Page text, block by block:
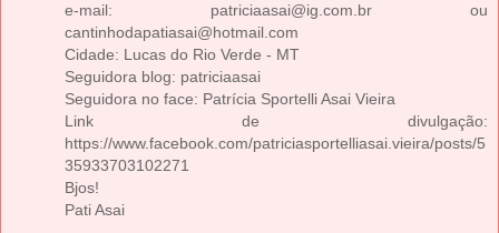
e-mail: patriciaasai@ig.com.br ou
cantinhodapatiasai@hotmail.com
Cidade: Lucas do Rio Verde - MT
Seguidora blog: patriciaasai
Seguidora no face: Patrícia Sportelli Asai Vieira
Link de divulgação:
https://www.facebook.com/patriciasportelliasai.vieira/posts/5
35933703102271
Bjos!
Pati Asai